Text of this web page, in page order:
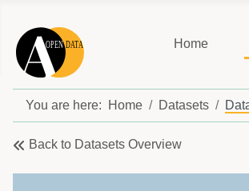
Home
You are here: Home Datasets
Back to Datasets Overview